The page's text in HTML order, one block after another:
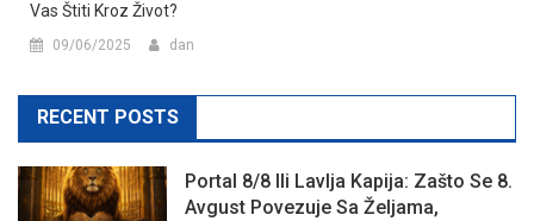
Vas Štiti Kroz Život?
09/06/2025 dan
RECENT POSTS
Portal 8/8 Ili Lavlja Kapija: Zašto Se 8.
Avgust Povezuje Sa Željama,